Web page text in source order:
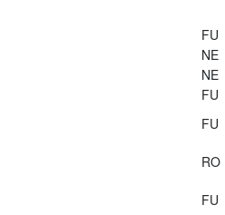
FU
NE
NE
FU
FU
RO
FU